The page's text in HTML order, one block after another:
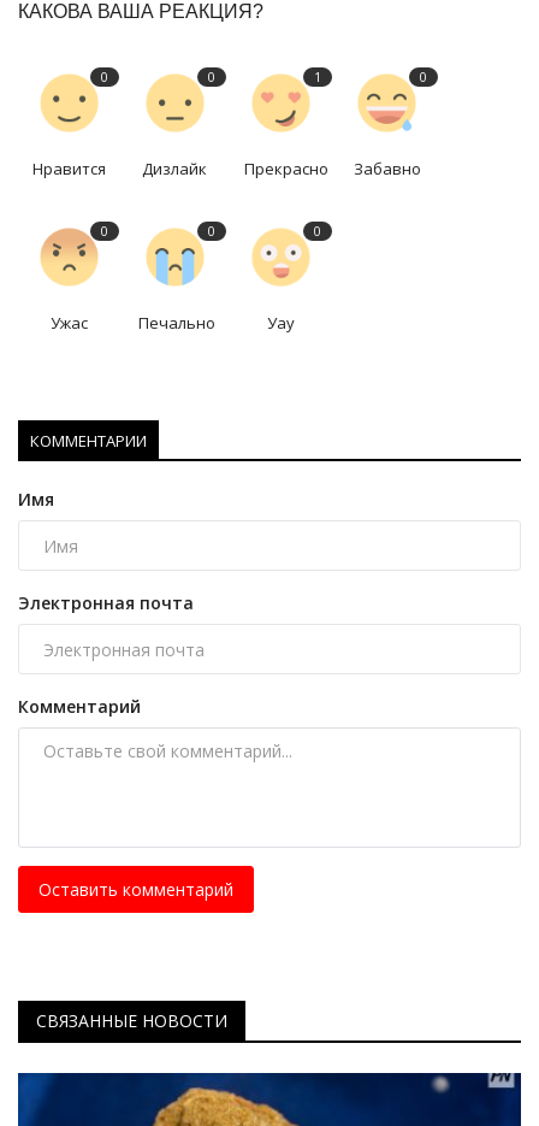
КАКОВА ВАША РЕАКЦИЯ?
0
Нравится
0
Дизлайк
1
Прекрасно
0
Забавно
0
Ужас
0
Печально
0
Уау
КОММЕНТАРИИ
Имя
Электронная почта
Комментарий
Оставить комментарий
СВЯЗАННЫЕ НОВОСТИ